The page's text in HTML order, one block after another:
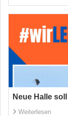
Neue Halle
Weiterlesen